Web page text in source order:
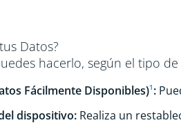
Datos?
hacerlo, según el tipo de
Fácilmente Disponibles)¹:
dispositivo: Realiza un